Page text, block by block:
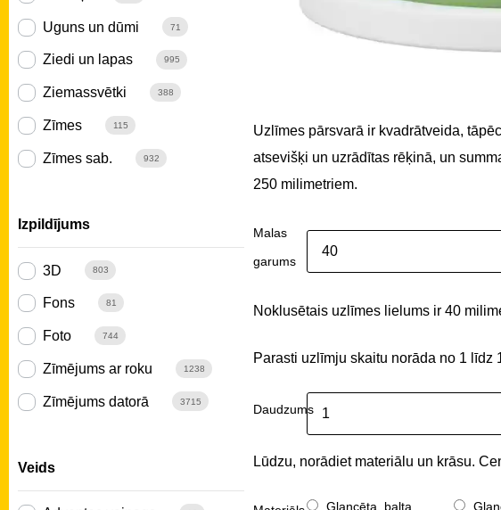
Uguns un dūmi 71
Ziedi un lapas 995
Ziemassvētki 388
Zīmes 115
Zīmes sab. 932
Izpildījums
3D 803
Fons 81
Foto 744
Zīmējums ar roku 1238
Zīmējums datorā 3715
Veids
Uzlīmes pārsvarā ir kvadrātveida,
atsevišķi un uzrādītas rēķinā, un
250 milimetriem.
Malas
garums
Noklusētais uzlīmes lielums ir 40
Parasti uzlīmju skaitu norāda no 1 līdz
Daudzums
Lūdzu, norādiet materiālu un krāsu.
Glancēta, balta